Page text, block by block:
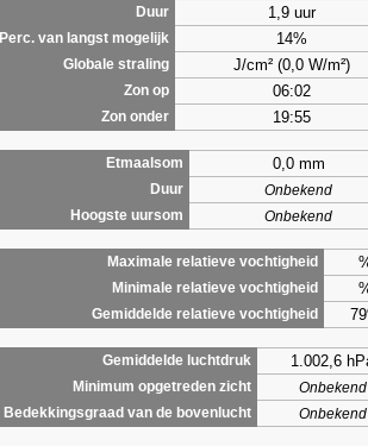
Duur 1,9 uur
Perc. van langst mogelijk 14%
Globale straling J/cm² (0,0 W/m²)
Zon op 06:02
Zon onder 19:55
Etmaalsom 0,0 mm
Duur
Onbekend
Hoogste uursom
Onbekend
Maximale relatieve vochtigheid
Minimale relatieve vochtigheid
Gemiddelde relatieve vochtigheid
Gemiddelde luchtdruk 1.002,6
Minimum opgetreden zicht
Onbekend
Bedekkingsgraad van de bovenlucht
Onbekend